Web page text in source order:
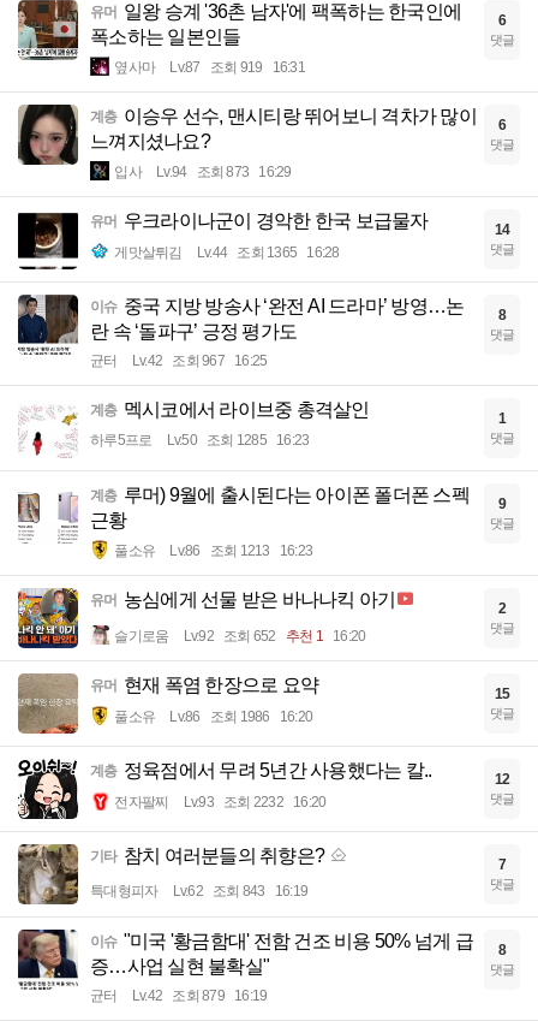
유머 일왕 승계 '36촌 남자'에 팩폭하는 한국인에
폭소하는 일본인들
옆사마 Lv.87 조회 919 16:31
6
댓글
계층 이승우 선수, 맨시티랑 뛰어보니 격차가 많이
느껴지셨나요?
입사 Lv.94 조회 873 16:29
6
댓글
유머 우크라이나군이 경악한 한국 보급물자
게맛살튀김 Lv.44 조회 1365 16:28
14
댓글
이슈 중국 지방 방송사 ‘완전 AI 드라마’ 방영…논
란 속 ‘돌파구’ 긍정 평가도
균터 Lv.42 조회 967 16:25
8
댓글
계층 멕시코에서 라이브중 총격살인
하루5프로 Lv.50 조회 1285 16:23
1
댓글
계층 루머) 9월에 출시된다는 아이폰 폴더폰 스펙
근황
풀소유 Lv.86 조회 1213 16:23
9
댓글
유머 농심에게 선물 받은 바나나킥 아기
슬기로움 Lv.92 조회 652 추천 1 16:20
2
댓글
유머 현재 폭염 한장으로 요약
풀소유 Lv.86 조회 1986 16:20
15
댓글
계층 정육점에서 무려 5년간 사용했다는 칼..
전자팔찌 Lv.93 조회 2232 16:20
12
댓글
기타 참치 여러분들의 취향은?
특대형피자 Lv.62 조회 843 16:19
7
댓글
이슈 "미국 '황금함대' 전함 건조 비용 50% 넘게 급
증…사업 실현 불확실"
균터 Lv.42 조회 879 16:19
8
댓글